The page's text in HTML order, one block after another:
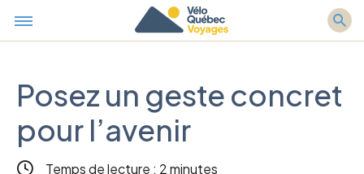
Posez un geste concret
pour l’avenir
Temps de lecture : 2 minutes